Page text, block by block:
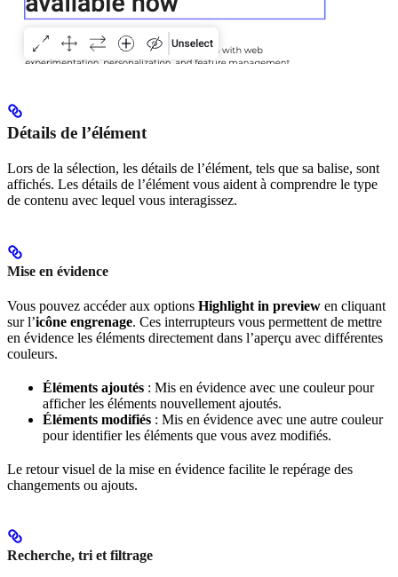
Détails de l’élément
Lors de la sélection, les détails de l’élément, tels que sa balise, sont
affichés. Les détails de l’élément vous aident à comprendre le type
de contenu avec lequel vous interagissez.
Mise en évidence
Vous pouvez accéder aux options Highlight in preview en cliquant
sur l’icône engrenage. Ces interrupteurs vous permettent de mettre
en évidence les éléments directement dans l’aperçu avec différentes
couleurs.
Éléments ajoutés : Mis en évidence avec une couleur pour
afficher les éléments nouvellement ajoutés.
Éléments modifiés : Mis en évidence avec une autre couleur
pour identifier les éléments que vous avez modifiés.
Le retour visuel de la mise en évidence facilite le repérage des
changements ou ajouts.
Recherche, tri et filtrage